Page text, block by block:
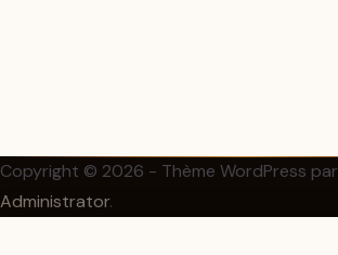
Copyright © 2026 - Thème WordPress par
Administrator.